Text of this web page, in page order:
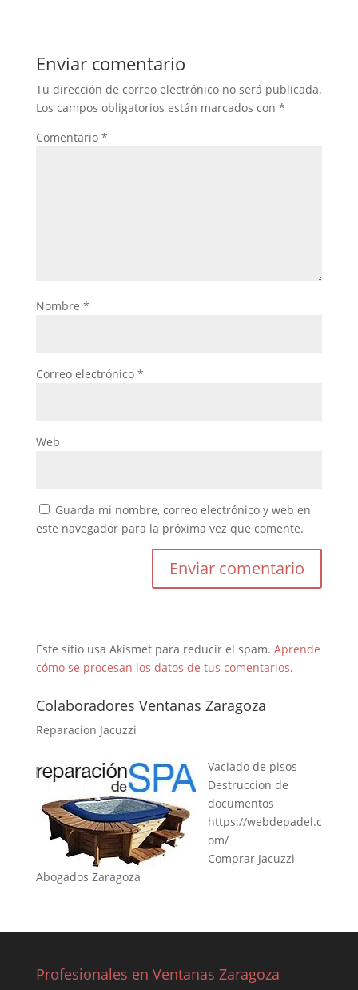
Enviar comentario
Tu dirección de correo electrónico no será publicada.
Los campos obligatorios están marcados con *
Comentario *
Nombre *
Correo electrónico *
Web
Guarda mi nombre, correo electrónico y web en
este navegador para la próxima vez que comente.
Este sitio usa Akismet para reducir el spam. Aprende
cómo se procesan los datos de tus comentarios.
Colaboradores Ventanas Zaragoza
Reparacion Jacuzzi
Vaciado de pisos
Destruccion de
documentos
https://webdepadel.c
om/
Comprar Jacuzzi
Abogados Zaragoza
Profesionales en Ventanas Zaragoza